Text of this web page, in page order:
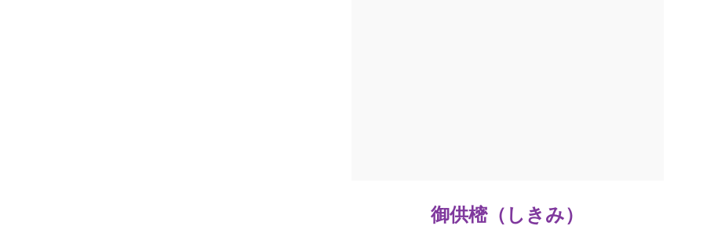
御供樒（しきみ）